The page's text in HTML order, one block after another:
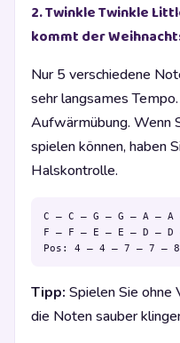
2. Twinkle Twinkle
kommt der
Nur 5 verschiedene
sehr langsames
Aufwärmübung. Wenn
spielen können, haben
Halskontrolle.
C – C – G – G – A – A
F – F – E – E – D – D
Pos: 4 – 4 – 7 – 7 –
Tipp: Spielen Sie
die Noten sauber